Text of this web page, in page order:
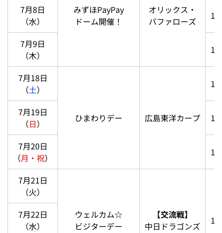
みずほPayPay
ドーム開催！
オリックス・
バファローズ
7月8日
（水）
7月9日
（木）
7月18日
（土）
ひまわりデー 広島東洋カープ
7月19日
（日）
7月20日
（月・祝）
7月21日
（火）
ウェルカム☆
ビジターデー
【交流戦】
中日ドラゴンズ
7月22日
（水）